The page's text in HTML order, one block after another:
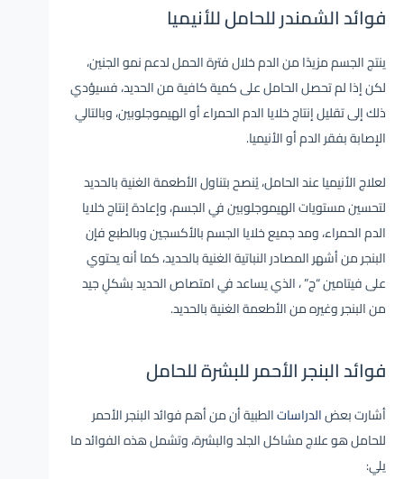
فوائد الشمندر للحامل للأنيميا
ينتج الجسم مزيدًا من الدم خلال فترة الحمل لدعم نمو الجنين،
لكن إذا لم تحصل الحامل على كمية كافية من الحديد، فسيؤدي
ذلك إلى تقليل إنتاج خلايا الدم الحمراء أو الهيموجلوبين، وبالتالي
الإصابة بفقر الدم أو الأنيميا.
لعلاج الأنيميا عند الحامل، يُنصح بتناول الأطعمة الغنية بالحديد
لتحسين مستويات الهيموجلوبين في الجسم، وإعادة إنتاج خلايا
الدم الحمراء، ومد جميع خلايا الجسم بالأكسجين وبالطبع فإن
البنجر من أشهر المصادر النباتية الغنية بالحديد، كما أنه يحتوي
على فيتامين “ج” ، الذي يساعد في امتصاص الحديد بشكلٍ جيد
من البنجر وغيره من الأطعمة الغنية بالحديد.
فوائد البنجر الأحمر للبشرة للحامل
أشارت بعضالدراساتالطبية أن من أهم فوائد البنجر الأحمر
للحامل هو علاج مشاكل الجلد والبشرة، وتشمل هذه الفوائد ما
يلي: